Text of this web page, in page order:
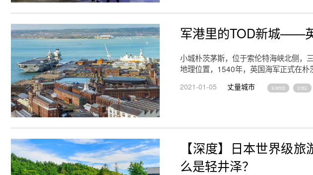
军港里的TOD新城——
小城朴茨茅斯，位于索伦特海峡北侧，
地理位置，1540年，英国海军正式在朴
2021-01-05 丈量城市 军港改造 文博区
【深度】日本世界级
么是轻井泽？